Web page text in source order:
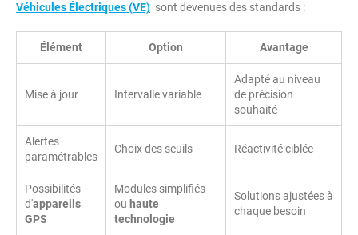
Véhicules Électriques (VE) sont devenues des standards :
Élément Option Avantage
Mise à jour Intervalle variable
Adapté au niveau
de précision
souhaité
Alertes
paramétrables
Choix des seuils Réactivité ciblée
Possibilités
d'appareils
GPS
Modules simplifiés
ou haute
technologie
Solutions ajustées à
chaque besoin